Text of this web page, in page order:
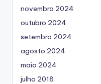
novembro 2024
outubro 2024
setembro 2024
agosto 2024
maio 2024
julho 2018